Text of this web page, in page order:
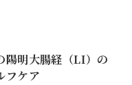
陽明大腸経（LI）の
フケア